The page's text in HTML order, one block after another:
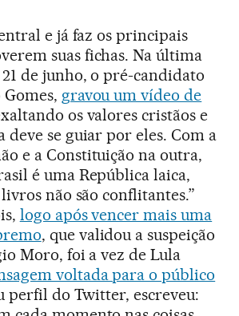
e já faz os principais
suas fichas. Na última
de junho, o pré-candidato
gravou um vídeo de
os valores cristãos e
deve se guiar por eles. Com a
e a Constituição na outra,
é uma República laica,
não são conflitantes.”
logo após vencer mais uma
, que validou a suspeição
Moro, foi a vez de Lula
voltada para o público
perfil do Twitter, escreveu: